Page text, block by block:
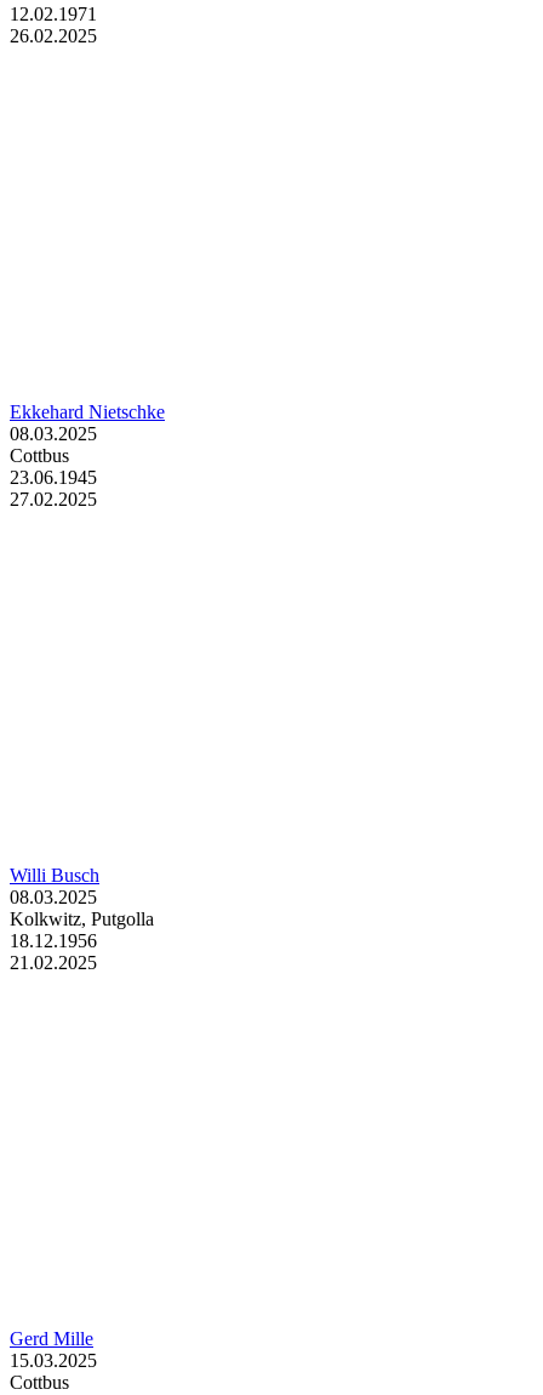
12.02.1971
26.02.2025
Ekkehard Nietschke
08.03.2025
Cottbus
23.06.1945
27.02.2025
Willi Busch
08.03.2025
Kolkwitz, Putgolla
18.12.1956
21.02.2025
Gerd Mille
15.03.2025
Cottbus